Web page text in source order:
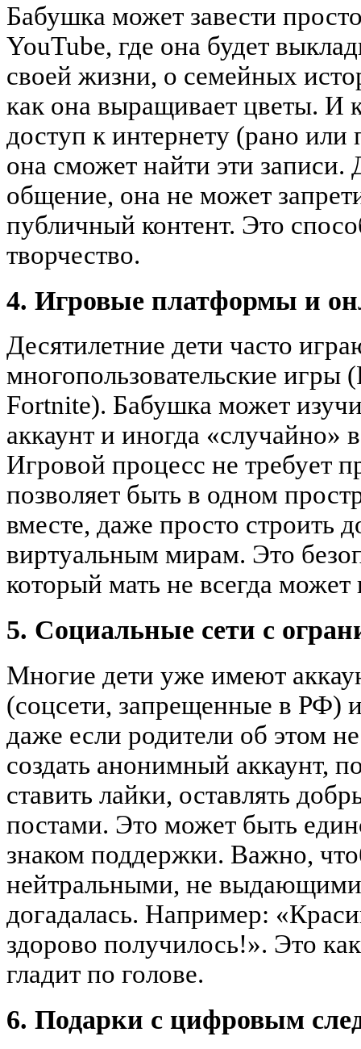
Бабушка может завести
YouTube, где она будет
своей жизни, о семейных
как она выращивает цветы. И
доступ к интернету (рано или
она сможет найти эти записи.
общение, она не может
публичный контент. Это
творчество.
4. Игровые платформы и
Десятилетние дети часто
многопользовательские игры
Fortnite). Бабушка может
аккаунт и иногда «случайно»
Игровой процесс не требует
позволяет быть в одном
вместе, даже просто строить
виртуальным мирам. Это
который мать не всегда может
5. Социальные сети с
Многие дети уже имеют
(соцсети, запрещенные в РФ)
даже если родители об этом
создать анонимный аккаунт,
ставить лайки, оставлять
постами. Это может быть
знаком поддержки. Важно,
нейтральными, не выдающими
догадалась. Например:
здорово получилось!». Это
гладит по голове.
6. Подарки с цифровым